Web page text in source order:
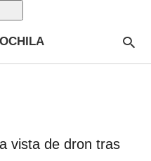
vista de dron tras